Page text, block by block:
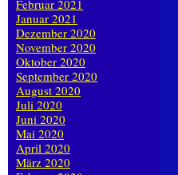
Februar 2021
Januar 2021
Dezember 2020
November 2020
Oktober 2020
September 2020
August 2020
Juli 2020
Juni 2020
Mai 2020
April 2020
März 2020